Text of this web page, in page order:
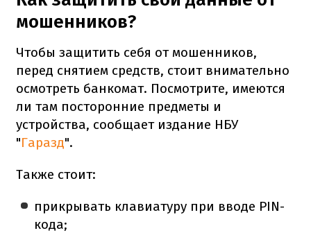
мошенников?
Чтобы защитить себя от мошенников,
перед снятием средств, стоит внимательно
осмотреть банкомат. Посмотрите, имеются
ли там посторонние предметы и
устройства, сообщает издание НБУ
"Гаразд".
Также стоит:
прикрывать клавиатуру при вводе PIN-
кода;